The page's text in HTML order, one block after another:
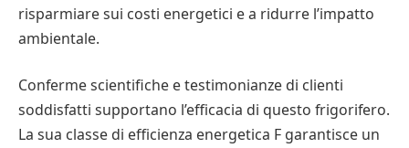
risparmiare sui costi energetici e a ridurre l’impatto
ambientale.
Conferme scientifiche e testimonianze di clienti
soddisfatti supportano l’efficacia di questo frigorifero.
La sua classe di efficienza energetica F garantisce un